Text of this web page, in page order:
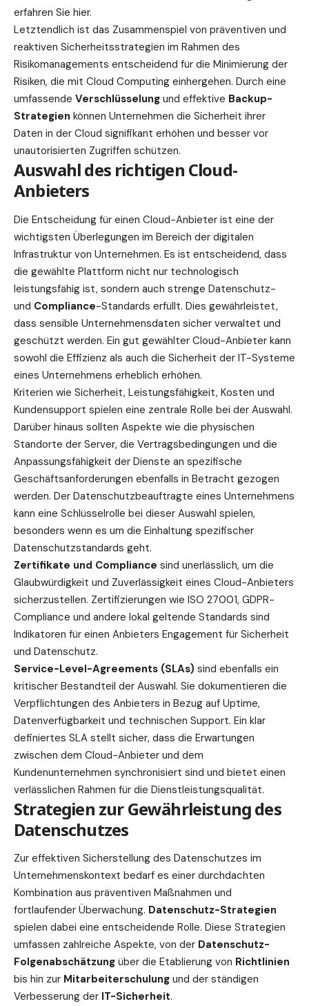
erfahren Sie hier.
Letztendlich ist das Zusammenspiel von präventiven und
reaktiven Sicherheitsstrategien im Rahmen des
Risikomanagements entscheidend für die Minimierung der
Risiken, die mit Cloud Computing einhergehen. Durch eine
umfassende Verschlüsselung und effektive Backup-
Strategien können Unternehmen die Sicherheit ihrer
Daten in der Cloud signifikant erhöhen und besser vor
unautorisierten Zugriffen schützen.
Auswahl des richtigen Cloud-
Anbieters
Die Entscheidung für einen Cloud-Anbieter ist eine der
wichtigsten Überlegungen im Bereich der digitalen
Infrastruktur von Unternehmen. Es ist entscheidend, dass
die gewählte Plattform nicht nur technologisch
leistungsfähig ist, sondern auch strenge Datenschutz-
und Compliance-Standards erfüllt. Dies gewährleistet,
dass sensible Unternehmensdaten sicher verwaltet und
geschützt werden. Ein gut gewählter Cloud-Anbieter kann
sowohl die Effizienz als auch die Sicherheit der IT-Systeme
eines Unternehmens erheblich erhöhen.
Kriterien wie Sicherheit, Leistungsfähigkeit, Kosten und
Kundensupport spielen eine zentrale Rolle bei der Auswahl.
Darüber hinaus sollten Aspekte wie die physischen
Standorte der Server, die Vertragsbedingungen und die
Anpassungsfähigkeit der Dienste an spezifische
Geschäftsanforderungen ebenfalls in Betracht gezogen
werden. Der Datenschutzbeauftragte eines Unternehmens
kann eine Schlüsselrolle bei dieser Auswahl spielen,
besonders wenn es um die Einhaltung spezifischer
Datenschutzstandards geht.
Zertifikate und Compliance sind unerlässlich, um die
Glaubwürdigkeit und Zuverlässigkeit eines Cloud-Anbieters
sicherzustellen. Zertifizierungen wie ISO 27001, GDPR-
Compliance und andere lokal geltende Standards sind
Indikatoren für einen Anbieters Engagement für Sicherheit
und Datenschutz.
Service-Level-Agreements (SLAs) sind ebenfalls ein
kritischer Bestandteil der Auswahl. Sie dokumentieren die
Verpflichtungen des Anbieters in Bezug auf Uptime,
Datenverfügbarkeit und technischen Support. Ein klar
definiertes SLA stellt sicher, dass die Erwartungen
zwischen dem Cloud-Anbieter und dem
Kundenunternehmen synchronisiert sind und bietet einen
verlässlichen Rahmen für die Dienstleistungsqualität.
Strategien zur Gewährleistung des
Datenschutzes
Zur effektiven Sicherstellung des Datenschutzes im
Unternehmenskontext bedarf es einer durchdachten
Kombination aus präventiven Maßnahmen und
fortlaufender Überwachung. Datenschutz-Strategien
spielen dabei eine entscheidende Rolle. Diese Strategien
umfassen zahlreiche Aspekte, von der Datenschutz-
Folgenabschätzung über die Etablierung von Richtlinien
bis hin zur Mitarbeiterschulung und der ständigen
Verbesserung der IT-Sicherheit.